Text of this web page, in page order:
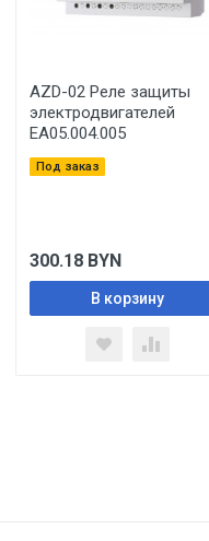
AZD-02 Реле защиты
электродвигателей
EA05.004.005
Под заказ
300.18 BYN
В корзину